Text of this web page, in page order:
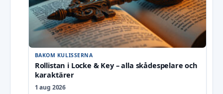
BAKOM KULISSERNA
Rollistan i Locke & Key – alla skådespelare och
karaktärer
1 aug 2026